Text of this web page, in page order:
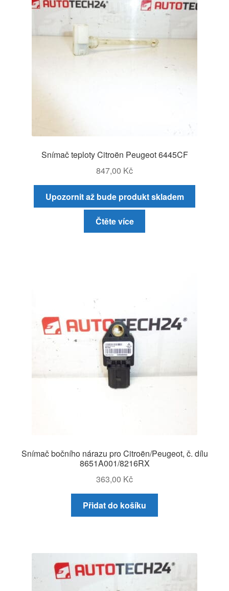
Snímač teploty Citroën Peugeot 6445CF
847,00 Kč
Upozornit až bude produkt skladem
Čtěte více
Snímač bočního nárazu pro Citroën/Peugeot, č. dílu
8651A001/8216RX
363,00 Kč
Přidat do košíku